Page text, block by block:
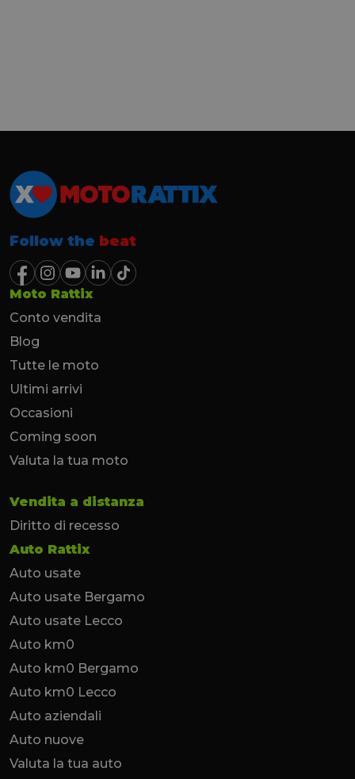
Follow the beat
Moto Rattix
Conto vendita
Blog
Tutte le moto
Ultimi arrivi
Occasioni
Coming soon
Valuta la tua moto
Vendita a distanza
Diritto di recesso
Auto Rattix
Auto usate
Auto usate Bergamo
Auto usate Lecco
Auto km0
Auto km0 Bergamo
Auto km0 Lecco
Auto aziendali
Auto nuove
Valuta la tua auto